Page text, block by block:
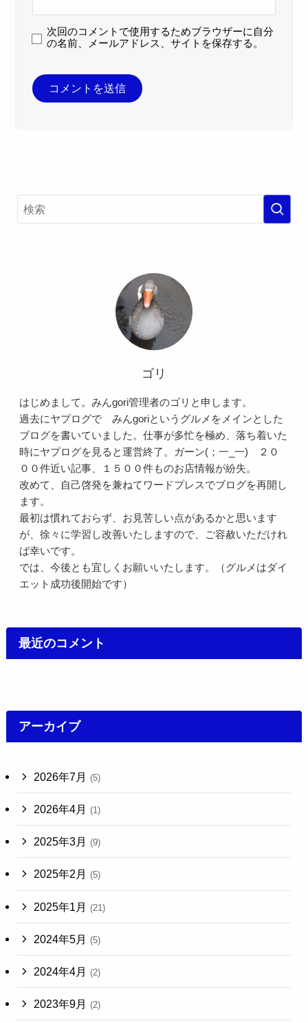
次回のコメントで使用するためブラウザーに自分
の名前、メールアドレス、サイトを保存する。
ゴリ
はじめまして。みんgori管理者のゴリと申します。
過去にヤプログで みんgoriというグルメをメインとした
ブログを書いていました。仕事が多忙を極め、落ち着いた
時にヤプログを見ると運営終了。ガーン(；一_一) ２０
００件近い記事、１５００件ものお店情報が紛失。
改めて、自己啓発を兼ねてワードプレスでブログを再開し
ます。
最初は慣れておらず、お見苦しい点があるかと思います
が、徐々に学習し改善いたしますので、ご容赦いただけれ
ば幸いです。
では、今後とも宜しくお願いいたします。（グルメはダイ
エット成功後開始です）
最近のコメント
アーカイブ
2026年7月 (5)
2026年4月 (1)
2025年3月 (9)
2025年2月 (5)
2025年1月 (21)
2024年5月 (5)
2024年4月 (2)
2023年9月 (2)